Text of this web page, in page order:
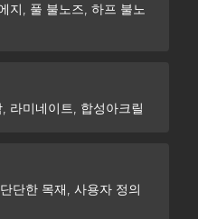
지, 풀 불노즈, 하프 불노
라미네이트, 합성아크릴
단한 목재, 사용자 정의